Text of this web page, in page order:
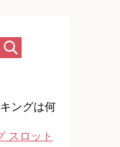
ングは何